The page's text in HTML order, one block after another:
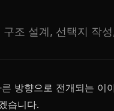
조 설계, 선택지 작
방향으로 전개되는
습니다.